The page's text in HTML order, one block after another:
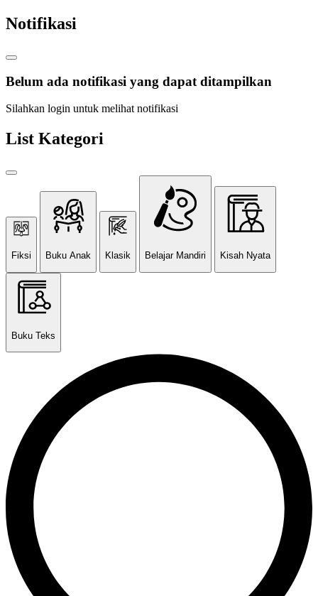
Notifikasi
Belum ada notifikasi yang dapat ditampilkan
Silahkan login untuk melihat notifikasi
List Kategori
Fiksi Buku Anak Klasik Belajar Mandiri Kisah Nyata
Buku Teks